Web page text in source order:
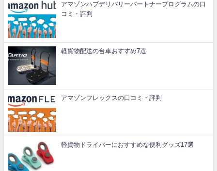
アマゾンハブデリバリーパートナープログラムの口
コミ・評判
軽貨物配送の台車おすすめ7選
アマゾンフレックスの口コミ・評判
軽貨物ドライバーにおすすめな便利グッズ17選